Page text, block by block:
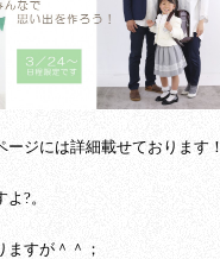
ージには詳細載せております！
?。
ますが＾＾；